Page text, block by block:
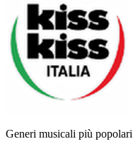
Generi musicali più popolari